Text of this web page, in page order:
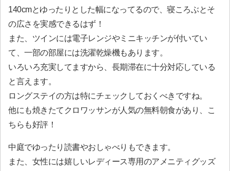
140cmとゆったりとした幅になってるので、寝ころぶとそ
の広さを実感できるはず！
また、ツインには電子レンジやミニキッチンが付いてい
て、一部の部屋には洗濯乾燥機もあります。
いろいろ充実してますから、長期滞在に十分対応している
と言えます。
ロングステイの方は特にチェックしておくべきですね。
他にも焼きたてクロワッサンが人気の無料朝食があり、こ
ちらも好評！
中庭でゆったり読書やおしゃべりもできます。
また、女性には嬉しいレディース専用のアメニティグッズ